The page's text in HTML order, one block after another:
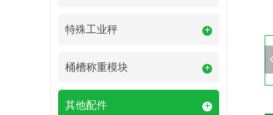
特殊工业秤 +
桶槽称重模块 +
其他配件 +